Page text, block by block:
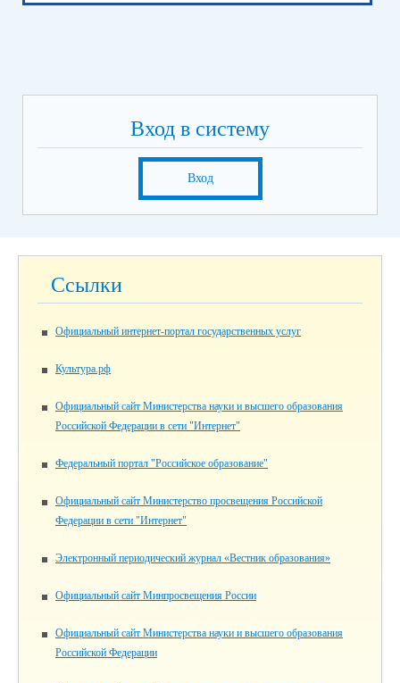
Вход в систему
Вход
Ссылки
Официальный интернет-портал государственных услуг
Культура.рф
Официальный сайт Министерства науки и высшего образования
Российской Федерации в сети "Интернет"
Федеральный портал "Российское образование"
Официальный сайт Министерство просвещения Российской
Федерации в сети "Интернет"
Электронный периодический журнал «Вестник образования»
Официальный сайт Минпросвещения России
Официальный сайт Министерства науки и высшего образования
Российской Федерации